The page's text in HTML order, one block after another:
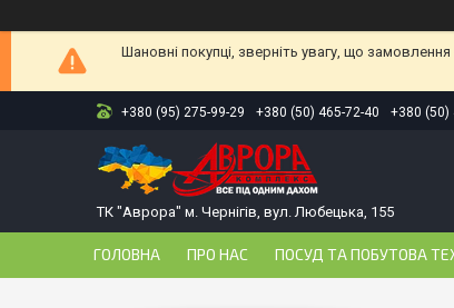
Шановні покупці, зверніть увагу, що
+380 (95) 275-99-29 +380 (50) 465-72-40 +380 (50)
ТК "Аврора" м. Чернігів, вул. Любецька, 155
ГОЛОВНА ПРО НАС ПОСУД ТА ПОБУТОВА